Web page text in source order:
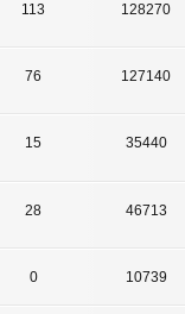
113 128270
76 127140
15 35440
28 46713
0 10739